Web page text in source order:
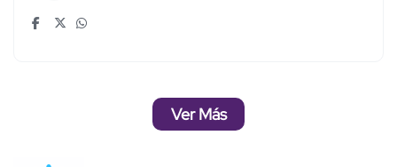
Ver Más